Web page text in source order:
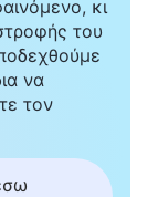
κι
του
να
τον